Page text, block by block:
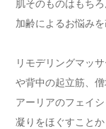
肌そのものはもち
加齢によるお悩み
リモデリングマッ
や背中の起立筋、
アーリアのフェイ
凝りをほぐすことか